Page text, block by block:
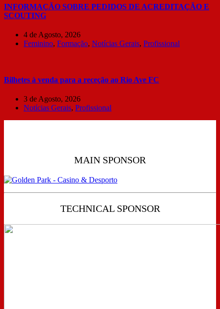
INFORMAÇÃO SOBRE PEDIDOS DE ACREDITAÇÃO E
SCOUTING
4 de Agosto, 2026
Feminino, Formação, Notícias Gerais, Profissional
Bilhetes à venda para a receção ao Rio Ave FC
3 de Agosto, 2026
Notícias Gerais, Profissional
MAIN SPONSOR
TECHNICAL SPONSOR